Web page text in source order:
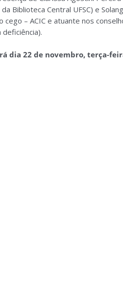
Biblioteca Central UFSC) e
cego – ACIC e atuante nos
dia 22 de novembro, terça-